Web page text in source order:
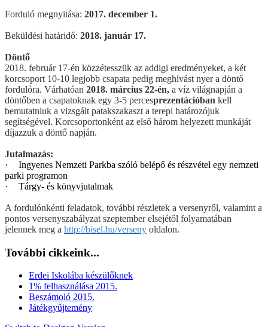
Forduló megnyitása: 2017. december 1.
Beküldési határidő: 2018. január 17.
Döntő
2018. február 17-én közzétesszük az addigi eredményeket, a két
korcsoport 10-10 legjobb csapata pedig meghívást nyer a döntő
fordulóra. Várhatóan 2018. március 22-én, a víz világnapján a
döntőben a csapatoknak egy 3-5 percesprezentációban kell
bemutatniuk a vizsgált patakszakaszt a terepi határozójuk
segítségével. Korcsoportonként az első három helyezett munkáját
díjazzuk a döntő napján.
Jutalmazás:
·
Ingyenes Nemzeti Parkba szóló belépő és részvétel egy nemzeti
parki programon
·
Tárgy- és könyvjutalmak
A fordulónkénti feladatok, további részletek a versenyről, valamint a
pontos versenyszabályzat szeptember elsejétől folyamatában
jelennek meg a http://bisel.hu/verseny oldalon.
További cikkeink...
Erdei Iskolába készülőknek
1% felhasználása 2015.
Beszámoló 2015.
Játékgyűjtemény